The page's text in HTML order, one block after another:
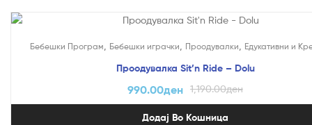
Бебешки Програм Бебешки играчки Проодувалки Едукативни и
Проодувалка Sit’n Ride – Dolu
1,190.00ден
990.00ден
Додај Во Кошница